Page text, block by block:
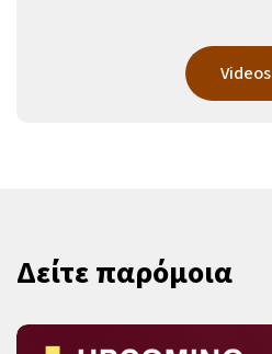
Videos
Δείτε παρόμοια